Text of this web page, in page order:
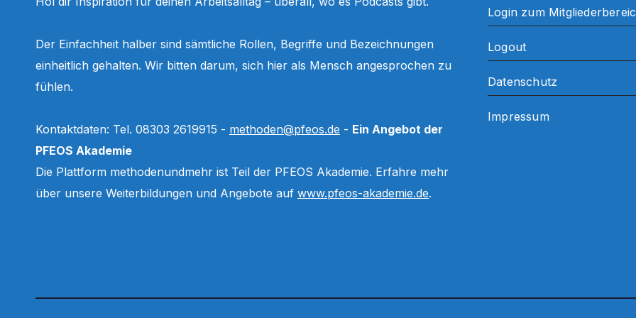
Der Einfachheit halber sind sämtliche Rollen, Begriffe und Bezeichnungen
einheitlich gehalten. Wir bitten darum, sich hier als Mensch angesprochen zu
fühlen.
Kontaktdaten: Tel. 08303 2619915 - methoden@pfeos.de - Ein Angebot der
PFEOS Akademie
Die Plattform methodenundmehr ist Teil der PFEOS Akademie. Erfahre mehr
über unsere Weiterbildungen und Angebote auf www.pfeos-akademie.de.
Login zum
Logout
Datenschutz
Impressum